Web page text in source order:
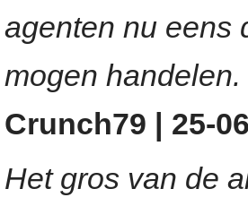
agenten nu eens
mogen handelen.
Crunch79 | 25-
Het gros van de